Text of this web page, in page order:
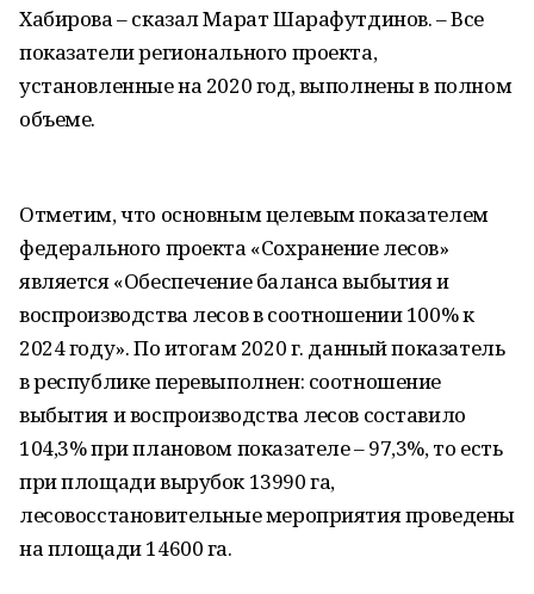
Хабирова – сказал Марат Шарафутдинов. – Все
показатели регионального проекта,
установленные на 2020 год, выполнены в полном
объеме.
Отметим, что основным целевым показателем
федерального проекта «Сохранение лесов»
является «Обеспечение баланса выбытия и
воспроизводства лесов в соотношении 100% к
2024 году». По итогам 2020 г. данный показатель
в республике перевыполнен: соотношение
выбытия и воспроизводства лесов составило
104,3% при плановом показателе – 97,3%, то есть
при площади вырубок 13990 га,
лесовосстановительные мероприятия проведены
на площади 14600 га.